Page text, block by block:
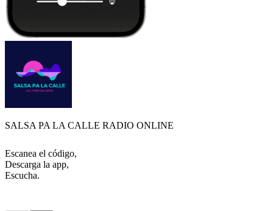
SALSA PA LA CALLE RADIO ONLINE
Escanea el código,
Descarga la app,
Escucha.